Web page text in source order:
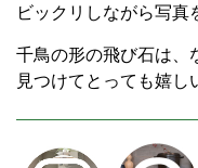
ビックリしながら写真
千鳥の形の飛び石は、
見つけてとっても嬉し